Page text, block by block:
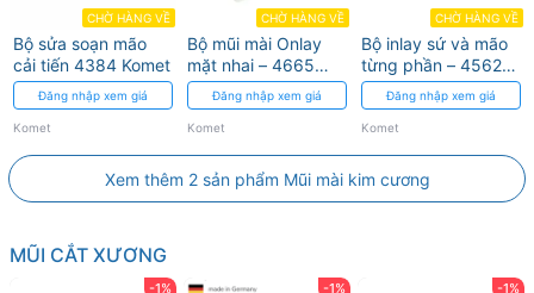
CHỜ HÀNG VỀ
Bộ sửa soạn mão
cải tiến 4384 Komet
Đăng nhập xem giá
Komet
CHỜ HÀNG VỀ
Bộ mũi mài Onlay
mặt nhai – 4665
KometĐăng nhập xem giá
Komet
CHỜ HÀNG VỀ
Bộ inlay sứ và mão
từng phần – 4562
KometĐăng nhập xem giá
Komet
Xem thêm 2 sản phẩm Mũi mài kim cương
MŨI CẮT XƯƠNG
-1% -1% -1%